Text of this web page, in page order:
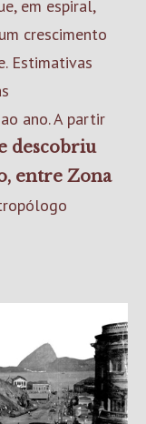
em espiral,
crescimento
Estimativas
ano. A partir
descobriu
entre Zona